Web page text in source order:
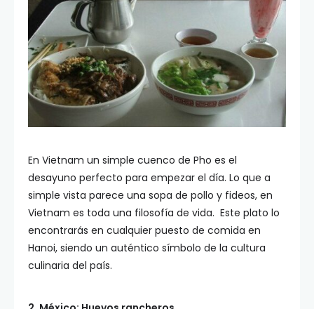
En Vietnam un simple cuenco de Pho es el
desayuno perfecto para empezar el día. Lo que a
simple vista parece una sopa de pollo y fideos, en
Vietnam es toda una filosofía de vida. Este plato lo
encontrarás en cualquier puesto de comida en
Hanoi, siendo un auténtico símbolo de la cultura
culinaria del país.